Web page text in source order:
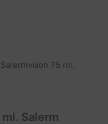
75 ml.
Salerm